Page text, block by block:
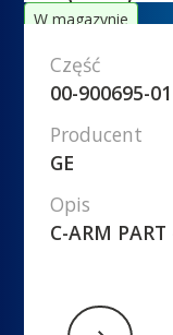
W magazynie
Część
00-900695-01
Producent
GE
Opis
C-ARM